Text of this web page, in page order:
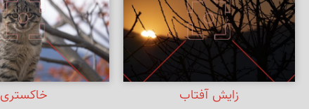
زایش آفتاب خاکستری